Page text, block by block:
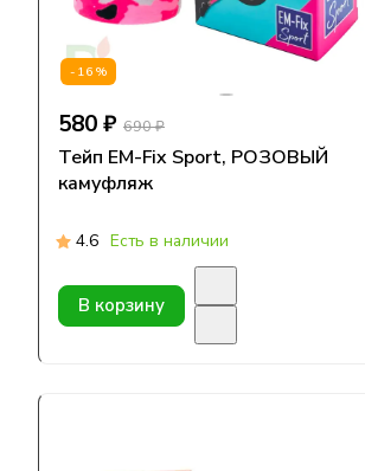
-16%
580 ₽ 690 ₽
Тейп EM-Fix Sport, РОЗОВЫЙ
камуфляж
4.6 Есть в наличии
В корзину